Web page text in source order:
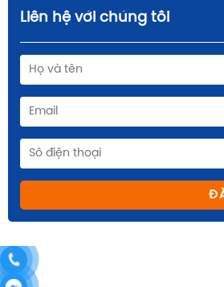
Liên hệ với chúng tôi